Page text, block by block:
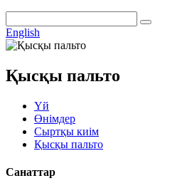
English
Қысқы пальто
Үй
Өнімдер
Сыртқы киім
Қысқы пальто
Санаттар